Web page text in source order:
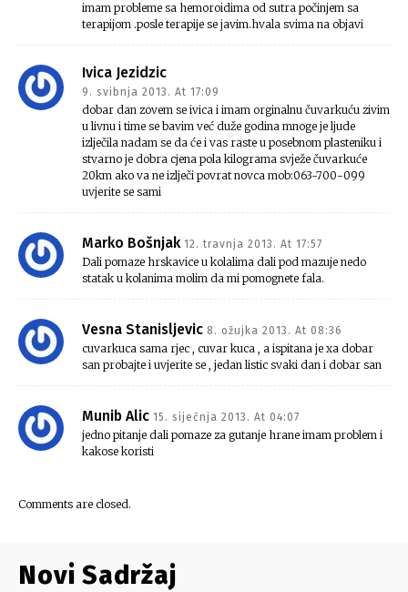
imam probleme sa hemoroidima od sutra počinjem sa
terapijom .posle terapije se javim.hvala svima na objavi
Ivica Jezidzic
9. svibnja 2013. At 17:09
dobar dan zovem se ivica i imam orginalnu čuvarkuću zivim
u livnu i time se bavim već duže godina mnoge je ljude
izlječila nadam se da će i vas raste u posebnom plasteniku i
stvarno je dobra cjena pola kilograma svježe čuvarkuće
20km ako va ne izlječi povrat novca mob:063-700-099
uvjerite se sami
Marko Bošnjak 12. travnja 2013. At 17:57
Dali pomaze hrskavice u kolalima dali pod mazuje nedo
statak u kolanima molim da mi pomognete fala.
Vesna Stanisljevic 8. ožujka 2013. At 08:36
cuvarkuca sama rjec , cuvar kuca , a ispitana je xa dobar
san probajte i uvjerite se , jedan listic svaki dan i dobar san
Munib Alic 15. siječnja 2013. At 04:07
jedno pitanje dali pomaze za gutanje hrane imam problem i
kakose koristi
Comments are closed.
Novi Sadržaj